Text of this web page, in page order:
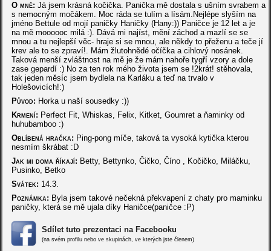
O mně: Já jsem krásná kočička. Panička mě dostala s ušním svrabem a
s nemocným močákem. Moc ráda se tulím a lísám.Nejlépe slyším na
jméno Bettule od mojí paničky Haničky (Hany:)) Paničce je 12 let a je
na mě moooooc milá :). Dává mi najíst, mění záchod a mazlí se se
mnou a tu nejlepší věc- hraje si se mnou, ale někdy to přeženu a teče jí
krev ale to se zpraví!. Mám žlutohnědé očíčka a cihlový nosánek.
Taková menší zvláštnost na mě je že mám nahoře tygří vzory a dole
zase gepardí :) No za ten rok mého života jsem se !2krát! stěhovala,
tak jeden měsíc jsem bydlela na Karláku a teď na trvalo v
Holešovicích!:)
Původ: Horka u naší sousedky :))
Krmení: Perfect Fit, Whiskas, Felix, Kitket, Goumret a ňaminky od
huhubamboo :)
Oblíbená hračka: Ping-pong míče, taková ta vysoká kytička kterou
nesmím škrábat :D
Jak mi doma říkají: Betty, Bettynko, Čičko, Číno , Kočičko, Miláčku,
Pusinko, Betko
Svátek: 14.3.
Poznámka: Byla jsem takové nečekná překvapení z chaty pro maminku
paničky, která se mě ujala díky Haničce(paničce :P)
Sdílet tuto prezentaci na Facebooku
(na svém profilu nebo ve skupinách, ve kterých jste členem)